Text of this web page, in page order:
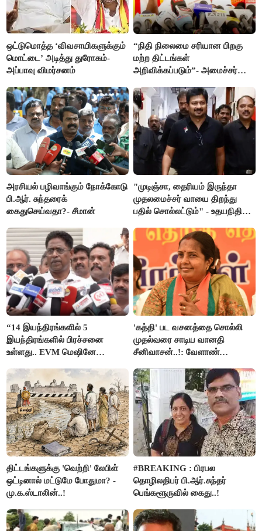
ஒட்டுமொத்த ‘விவசாயிகளுக்கும்
மொட்டை’ அடித்து துரோகம்-
அப்பாவு விமர்சனம்
“நிதி நிலைமை சரியான பிறகு
மற்ற திட்டங்கள்
அறிவிக்கப்படும்”- அமைச்சர்
அரசியல் பழிவாங்கும் நோக்கோடு
பி.ஆர். சுந்தரைக்
கைதுசெய்வதா?- சீமான்
"முடிஞ்சா, தைரியம் இருந்தா
முதலமைச்சர் வாயை திறந்து
பதில் சொல்லட்டும்" - உதயநிதி
“14 இயந்திரங்களில் 5
இயந்திரங்களில் பிரச்சனை
உள்ளது.. EVM மெஷினே
இளங்கோ
'கத்தி' பட வசனத்தை சொல்லி
முதல்வரை சாடிய வானதி
சீனிவாசன்..!: வேளாண்
எதிர்ப்பு!
திட்டங்களுக்கு 'வெற்றி' லேபிள்
ஒட்டினால் மட்டுமே போதுமா? -
மு.க.ஸ்டாலின்..!
#BREAKING : பிரபல
தொழிலதிபர் பி.ஆர்.சுந்தர்
பெங்களூருவில் கைது..!